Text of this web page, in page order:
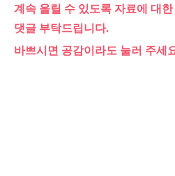
계속 올릴 수 있도록 자료에 대
댓글 부탁드립니다.
바쁘시면 공감이라도 눌러 주세